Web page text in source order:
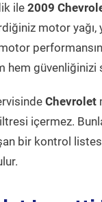
ile 2009
motor yağı,
hem güvenliğinizi
Chevrolet
içermez.
bir kontrol listesi